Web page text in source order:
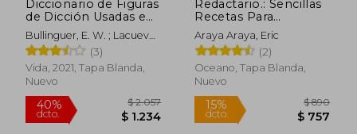
Diccionario de Figuras
de Dicción Usadas en
la Biblia (Ed. Rústica)
Bullinguer, E. W. ; Lacueva,
Francisco
(3)
Vida, 2021, Tapa Blanda,
Nuevo
Redactario.: Sencillas
Recetas Para
Redactar Con Soltura
Y Distinción
Araya Araya, Eric
(2)
Oceano, Tapa Blanda,
Nuevo